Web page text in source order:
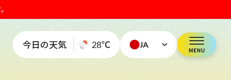
今日の天気 28℃ JA